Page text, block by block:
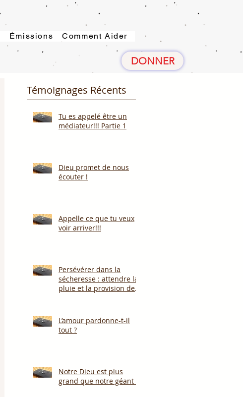
Émissions Comment Aider
DONNER
Témoignages Récents
Tu es appelé être un
médiateur!!! Partie 1
Dieu promet de nous
écouter !
Appelle ce que tu veux
voir arriver!!!
Persévérer dans la
sécheresse : attendre la
pluie et la provision de
L’amour pardonne-t-il
tout ?
Notre Dieu est plus
grand que notre géant !